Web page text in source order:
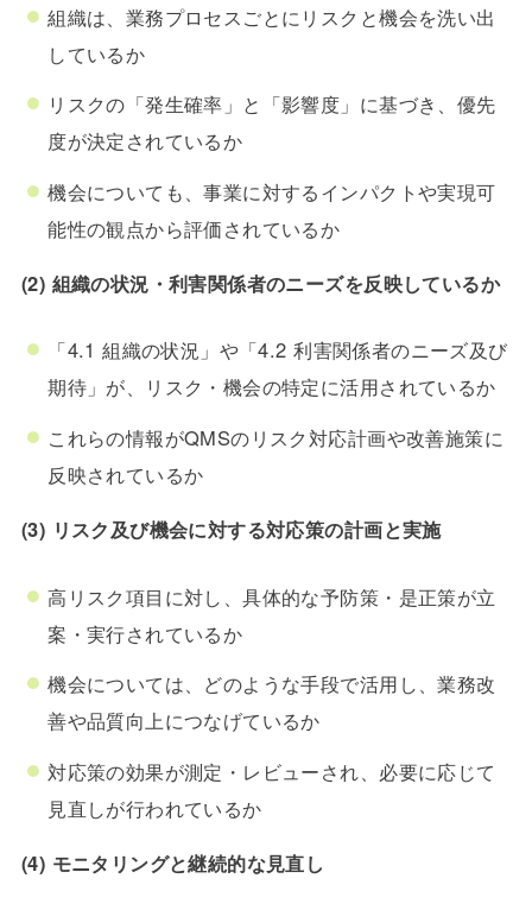
組織は、業務プロセスごとにリスクと機会を洗い出
しているか
リスクの「発生確率」と「影響度」に基づき、優先
度が決定されているか
機会についても、事業に対するインパクトや実現可
能性の観点から評価されているか
(2) 組織の状況・利害関係者のニーズを反映しているか
「4.1 組織の状況」や「4.2 利害関係者のニーズ及び
期待」が、リスク・機会の特定に活用されているか
これらの情報がQMSのリスク対応計画や改善施策に
反映されているか
(3) リスク及び機会に対する対応策の計画と実施
高リスク項目に対し、具体的な予防策・是正策が立
案・実行されているか
機会については、どのような手段で活用し、業務改
善や品質向上につなげているか
対応策の効果が測定・レビューされ、必要に応じて
見直しが行われているか
(4) モニタリングと継続的な見直し